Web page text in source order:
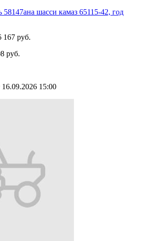
58147ана шасси камаз 65115-42, год
167 руб.
руб.
16.09.2026 15:00